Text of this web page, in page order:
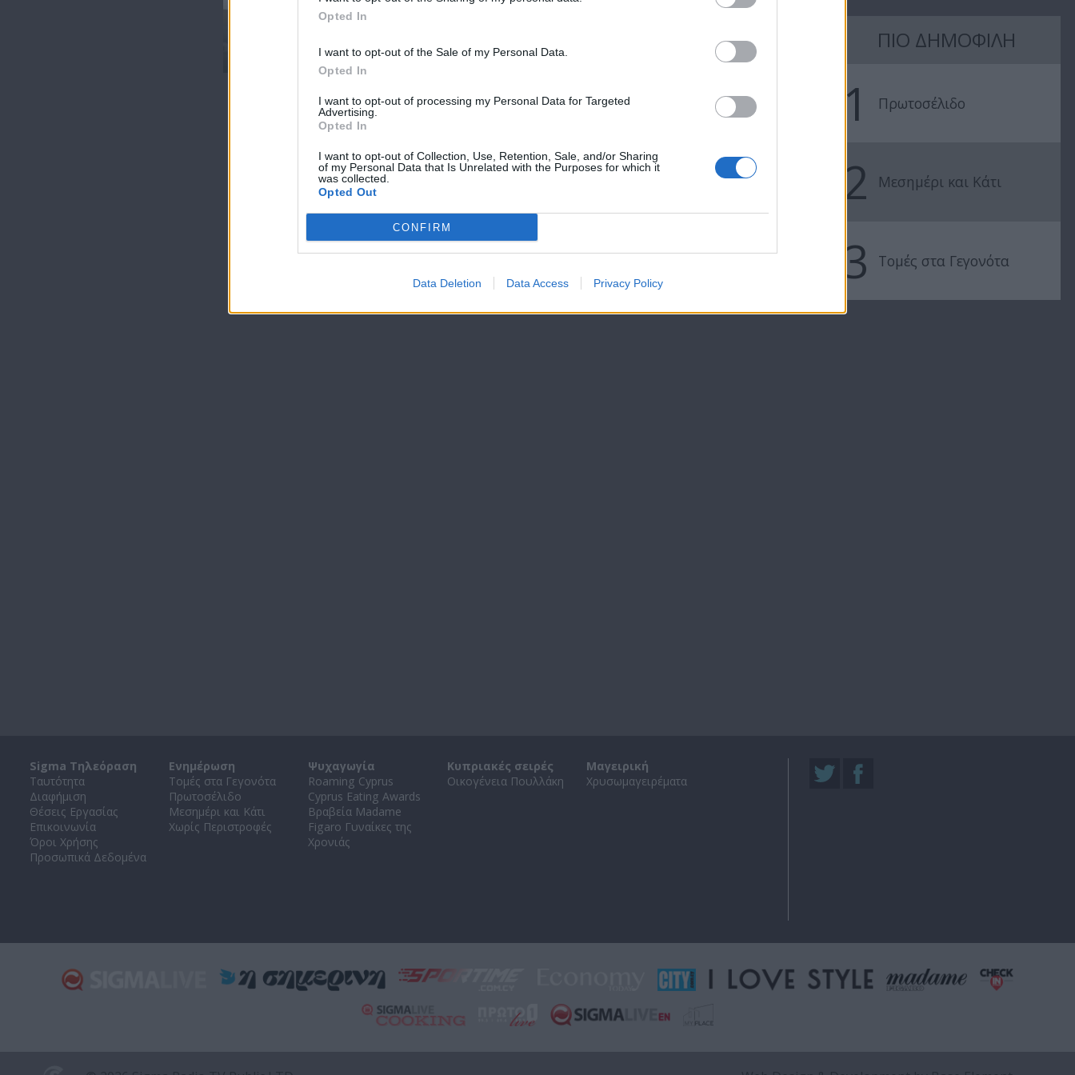
Opted In
I want to opt-out of the Sale of my Personal Data.
Opted In
I want to opt-out of processing my Personal Data for Targeted
Advertising.
Opted In
I want to opt-out of Collection, Use, Retention, Sale, and/or Sharing
of my Personal Data that Is Unrelated with the Purposes for which it
was collected.
Opted Out
CONFIRM
Data Deletion Data Access Privacy Policy
Γειτόνοι (1ος
Βουράτε
κύκλος) Επ.106
κύκλος) Επ.105
Γειτόνοι (1ος
κύκλος) Επ.104
Γειτόνοι
κύκλος)
ΠΙΟ ΔΗΜΟΦΙΛΗ
1 Πρωτοσέλιδο
2 Μεσημέρι και Κάτι
3 Τομές στα Γεγονότα
Sigma Τηλεόραση
Ταυτότητα
Διαφήμιση
Θέσεις Εργασίας
Επικοινωνία
Όροι Χρήσης
Προσωπικά Δεδομένα
Ενημέρωση
Τομές στα Γεγονότα
Πρωτοσέλιδο
Μεσημέρι και Κάτι
Χωρίς Περιστροφές
Ψυχαγωγία
Roaming Cyprus
Cyprus Eating Awards
Βραβεία Madame
Figaro Γυναίκες της
Χρονιάς
Κυπριακές σειρές
Οικογένεια Πουλλάκη
Μαγειρική
Χρυσωμαγειρέματα